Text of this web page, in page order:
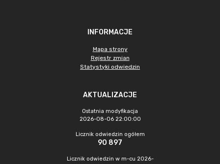
INFORMACJE
Mapa strony
Rejestr zmian
Statystyki odwiedzin
AKTUALIZACJE
Ostatnia modyfikacja
2026-08-06 22:00:00
Licznik odwiedzin ogółem
90 897
Licznik odwiedzin w m-cu 2026-